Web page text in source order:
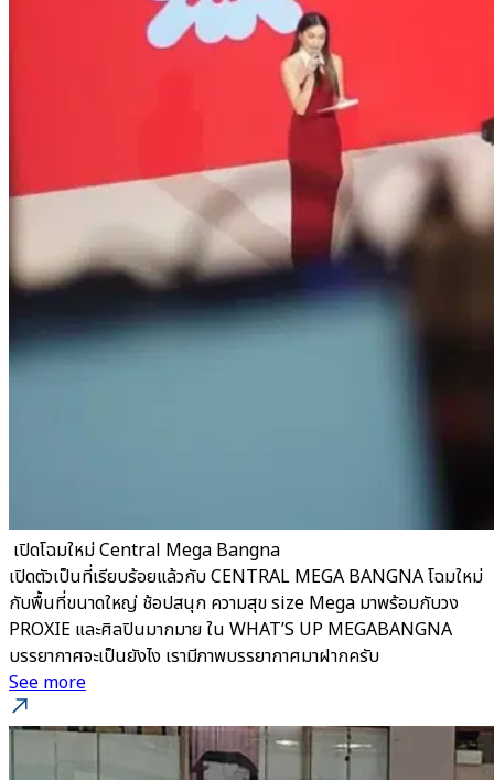
​ เปิดโฉมใหม่ Central Mega Bangna
เปิดตัวเป็นที่เรียบร้อยแล้วกับ CENTRAL MEGA BANGNA โฉมใหม่
กับพื้นที่ขนาดใหญ่ ช้อปสนุก ความสุข size Mega มาพร้อมกับวง
PROXIE และศิลปินมากมาย ใน WHAT’S UP MEGABANGNA
บรรยากาศจะเป็นยังไง เรามีภาพบรรยากาศมาฝากครับ
See more